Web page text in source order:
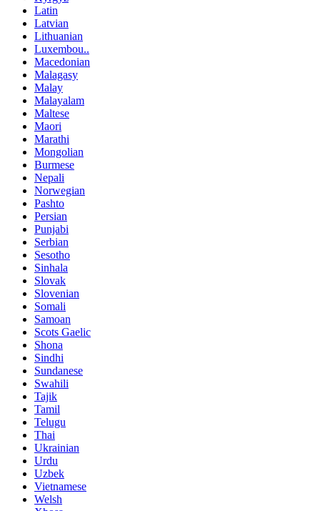
Latin
Latvian
Lithuanian
Luxembou..
Macedonian
Malagasy
Malay
Malayalam
Maltese
Maori
Marathi
Mongolian
Burmese
Nepali
Norwegian
Pashto
Persian
Punjabi
Serbian
Sesotho
Sinhala
Slovak
Slovenian
Somali
Samoan
Scots Gaelic
Shona
Sindhi
Sundanese
Swahili
Tajik
Tamil
Telugu
Thai
Ukrainian
Urdu
Uzbek
Vietnamese
Welsh